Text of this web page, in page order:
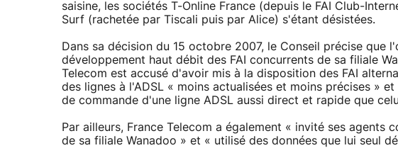
saisine, les sociétés T-Online France (depuis le FAI Club-
Surf (rachetée par Tiscali puis par Alice) s'étant désistées.
Dans sa décision du 15 octobre 2007, le Conseil précise que
développement haut débit des FAI concurrents de sa filiale
Telecom est accusé d'avoir mis à la disposition des FAI
des lignes à l'ADSL « moins actualisées et moins précises »
de commande d'une ligne ADSL aussi direct et rapide que
Par ailleurs, France Telecom a également « invité ses agents
de sa filiale Wanadoo » et « utilisé des données que lui seul